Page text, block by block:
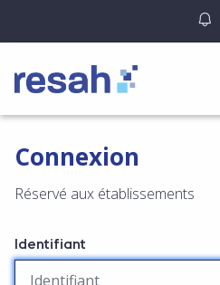
Logo Resah
Connexion
Réservé aux établissements
Identifiant